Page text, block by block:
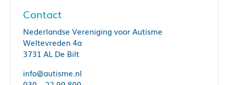
Contact
Nederlandse Vereniging voor Autisme
Weltevreden 4a
3731 AL De Bilt
info@autisme.nl